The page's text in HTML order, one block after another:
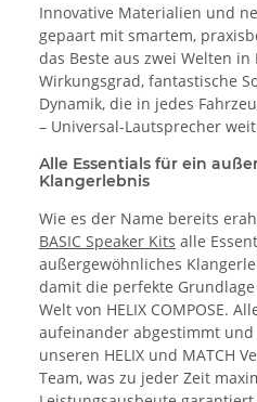
Innovative Materialien und
gepaart mit smartem,
das Beste aus zwei Welten
Wirkungsgrad, fantastische
Dynamik, die in jedes
– Universal-Lautsprecher
Alle Essentials für ein
Klangerlebnis
Wie es der Name bereits
BASIC Speaker Kits alle
außergewöhnliches
damit die perfekte
Welt von HELIX COMPOSE.
aufeinander abgestimmt
unseren HELIX und MATCH
Team, was zu jeder Zeit